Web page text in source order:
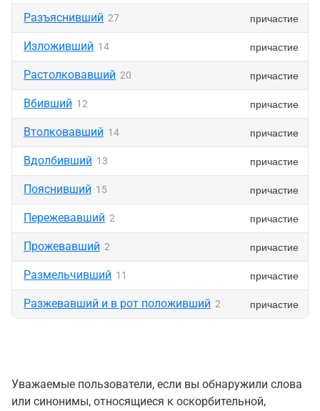
Разъяснивший 27 причастие
Изложивший 14 причастие
Растолковавший 20 причастие
Вбивший 12 причастие
Втолковавший 14 причастие
Вдолбивший 13 причастие
Пояснивший 15 причастие
Пережевавший 2 причастие
Прожевавший 2 причастие
Размельчивший 11 причастие
Разжевавший и в рот положивший 2 причастие
Уважаемые пользователи, если вы обнаружили слова
или синонимы, относящиеся к оскорбительной,